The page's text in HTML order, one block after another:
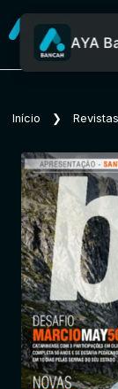
AYA
Início ❯ Revistas